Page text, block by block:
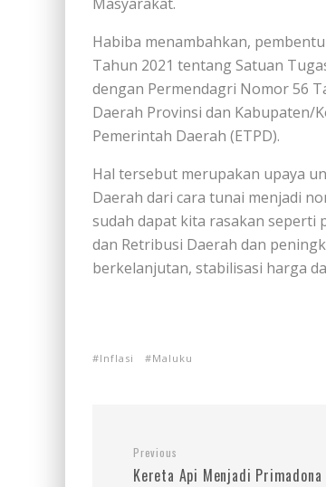
Habiba menambahkan,
Tahun 2021 tentang Satuan
dengan Permendagri Nomor 56
Daerah Provinsi dan Kabupaten/
Pemerintah Daerah (ETPD).
Hal tersebut merupakan upaya
Daerah dari cara tunai menjadi
sudah dapat kita rasakan seperti
dan Retribusi Daerah dan
berkelanjutan, stabilisasi harga
Inflasi Maluku
Previous
Kereta Api Menjadi